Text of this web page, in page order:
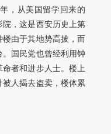
，从美国留学回来的
，这是西安历史上第
由于其地势高拔，而
国民党也曾经利用钟
者和进步人士。楼上
人揭去盗卖，楼体累